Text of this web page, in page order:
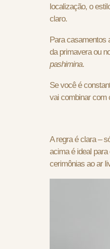
localização, o
claro.
Para casamentos
da primavera ou
pashimina.
Se você é
vai combinar com
A regra é clara –
acima é ideal
cerimônias ao ar